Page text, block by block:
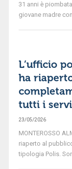
31 anni è
giovane madre
L’ufficio
ha
tutti i
23/05/2026
MONTEROSSO
riaperto al
tipologia Polis.